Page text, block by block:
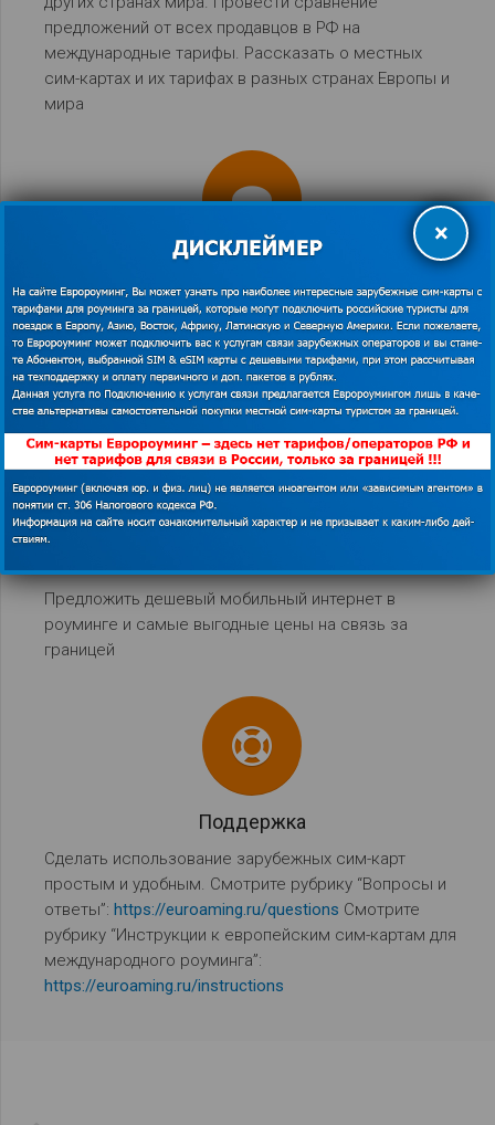
предложений от всех продавцов в РФ на
международные тарифы. Рассказать о местных
сим-картах и их тарифах в разных странах Европы и
мира
Наладить обмен информацией между Абонентами,
использующими сим-карты зарубежных операторов
через рубрику отзывы о роуминговых сим-картах
для мобильного интернета и связи
Предложить дешевый мобильный интернет в
роуминге и самые выгодные цены на связь за
границей
Поддержка
Сделать использование зарубежных сим-карт
простым и удобным. Смотрите рубрику “Вопросы и
ответы”: https://euroaming.ru/questions Смотрите
рубрику “Инструкции к европейским сим-картам для
международного роуминга”:
https://euroaming.ru/instructions
×